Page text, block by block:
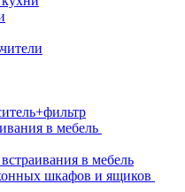
в мебель
в мебель
шкафов и ящиков